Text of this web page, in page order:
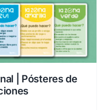
| Pósteres de